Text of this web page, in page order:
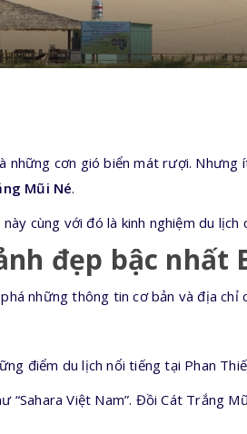
cơn gió biển mát rượi.
Mũi Né.
cùng với đó là kinh nghiệm du lịch
đẹp bậc nhất
những thông tin cơ bản và địa chỉ
điểm du lịch nổi tiếng tại Phan
Việt Nam”. Đồi Cát Trắng